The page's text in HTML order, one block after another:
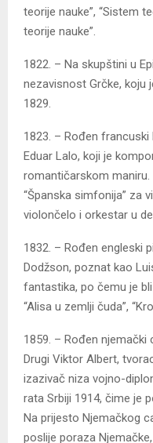
teorije nauke”, “Sistem
teorije nauke”.
1822. – Na skupštini u
nezavisnost Grčke, koju
1829.
1823. – Rođen
Eduar Lalo, koji je
romantičarskom maniru.
“Španska simfonija” za
violončelo i orkestar u
1832. – Rođen engleski
Dodžson, poznat kao
fantastika, po čemu je
“Alisa u zemlji čuda”,
1859. – Rođen njemački
Drugi Viktor Albert,
izazivač niza vojno-
rata Srbiji 1914, čime je
Na prijesto Njemačkog
poslije poraza